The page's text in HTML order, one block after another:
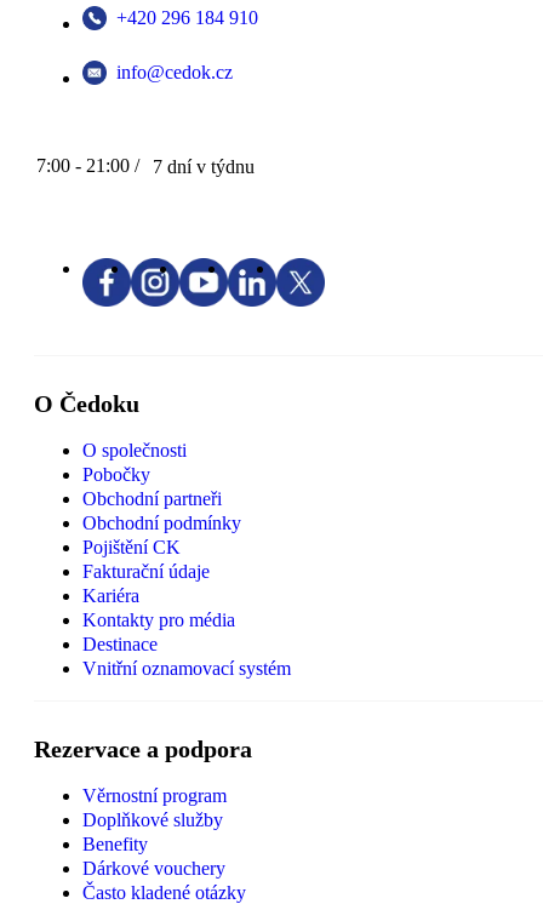
+420 296 184 910
info@cedok.cz
7:00 - 21:00 / 7 dní v týdnu
O Čedoku
O společnosti
Pobočky
Obchodní partneři
Obchodní podmínky
Pojištění CK
Fakturační údaje
Kariéra
Kontakty pro média
Destinace
Vnitřní oznamovací systém
Rezervace a podpora
Věrnostní program
Doplňkové služby
Benefity
Dárkové vouchery
Často kladené otázky